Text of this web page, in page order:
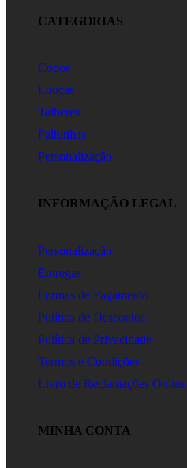
CATEGORIAS
Copos
Louças
Talheres
Palhinhas
Personalização
INFORMAÇÃO LEGAL
Personalização
Entregas
Formas de Pagamento
Política de Descontos
Política de Privacidade
Termos e Condições
Livro de Reclamações Online
MINHA CONTA